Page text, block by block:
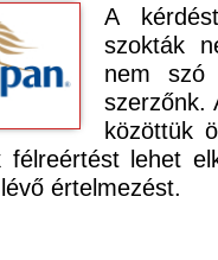
A
szokták
nem szó
szerzőnk.
közöttük
félreértést lehet
értelmezést.